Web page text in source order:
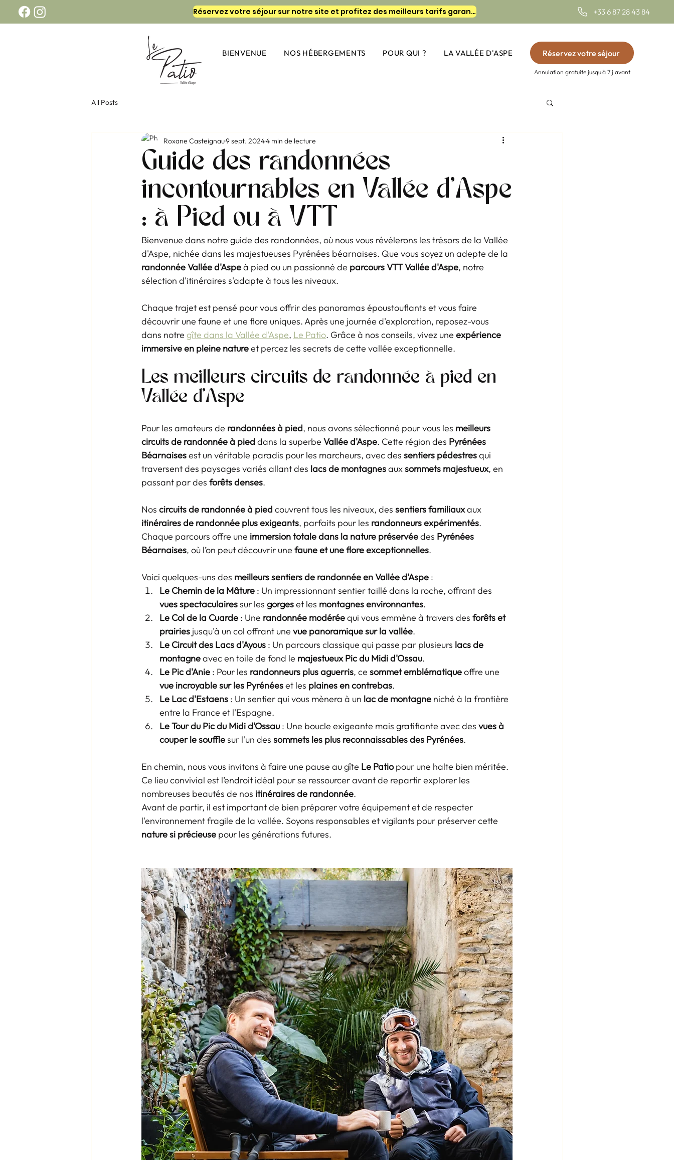
Réservez votre séjour sur notre site et profitez des meilleurs tarifs garantis. +33 6 87 28 43 84
BIENVENUE NOS HÉBERGEMENTS POUR QUI ? LA VALLÉE D'ASPE Réservez votre séjour
Annulation gratuite jusqu'à 7 j avant
All Posts
Guide des randonnées
incontournables en Vallée d'Aspe
: à Pied ou à VTT
Roxane Casteignau9 sept. 20244 min de lecture
Bienvenue dans notre guide des randonnées, où nous vous révélerons les trésors de la Vallée
d'Aspe, nichée dans les majestueuses Pyrénées béarnaises. Que vous soyez un adepte de la
randonnée Vallée d'Aspe à pied ou un passionné de parcours VTT Vallée d'Aspe, notre
sélection d'itinéraires s'adapte à tous les niveaux.
Chaque trajet est pensé pour vous offrir des panoramas époustouflants et vous faire
découvrir une faune et une flore uniques. Après une journée d'exploration, reposez-vous
dans notre gîte dans la Vallée d'Aspe, Le Patio. Grâce à nos conseils, vivez une expérience
immersive en pleine nature et percez les secrets de cette vallée exceptionnelle.
Les meilleurs circuits de randonnée à pied en
Vallée d'Aspe
Pour les amateurs de randonnées à pied, nous avons sélectionné pour vous les meilleurs
circuits de randonnée à pied dans la superbe Vallée d'Aspe. Cette région des Pyrénées
Béarnaises est un véritable paradis pour les marcheurs, avec des sentiers pédestres qui
traversent des paysages variés allant des lacs de montagnes aux sommets majestueux, en
passant par des forêts denses.
Nos circuits de randonnée à pied couvrent tous les niveaux, des sentiers familiaux aux
itinéraires de randonnée plus exigeants, parfaits pour les randonneurs expérimentés.
Chaque parcours offre une immersion totale dans la nature préservée des Pyrénées
Béarnaises, où l’on peut découvrir une faune et une flore exceptionnelles.
Voici quelques-uns des meilleurs sentiers de randonnée en Vallée d'Aspe :
Le Chemin de la Mâture : Un impressionnant sentier taillé dans la roche, offrant des
vues spectaculaires sur les gorges et les montagnes environnantes.
Le Col de la Cuarde : Une randonnée modérée qui vous emmène à travers des forêts et
prairies jusqu'à un col offrant une vue panoramique sur la vallée.
Le Circuit des Lacs d'Ayous : Un parcours classique qui passe par plusieurs lacs de
montagne avec en toile de fond le majestueux Pic du Midi d'Ossau.
Le Pic d'Anie : Pour les randonneurs plus aguerris, ce sommet emblématique offre une
vue incroyable sur les Pyrénées et les plaines en contrebas.
Le Lac d'Estaens : Un sentier qui vous mènera à un lac de montagne niché à la frontière
entre la France et l'Espagne.
Le Tour du Pic du Midi d'Ossau : Une boucle exigeante mais gratifiante avec des vues à
couper le souffle sur l'un des sommets les plus reconnaissables des Pyrénées.
En chemin, nous vous invitons à faire une pause au gîte Le Patio pour une halte bien méritée.
Ce lieu convivial est l’endroit idéal pour se ressourcer avant de repartir explorer les
nombreuses beautés de nos itinéraires de randonnée.
Avant de partir, il est important de bien préparer votre équipement et de respecter
l'environnement fragile de la vallée. Soyons responsables et vigilants pour préserver cette
nature si précieuse pour les générations futures.